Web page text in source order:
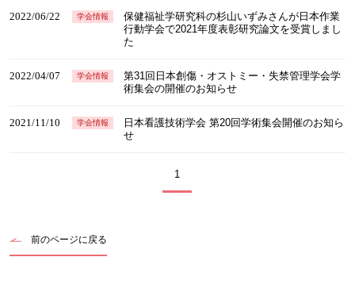
2022/06/22 学会情報
保健福祉学研究科の杉山いずみさんが日本作業
行動学会で2021年度表彰研究論文を受賞しまし
た
2022/04/07 学会情報
第31回日本創傷・オストミー・失禁管理学会学
術集会の開催のお知らせ
2021/11/10 学会情報
日本看護技術学会 第20回学術集会開催のお知ら
せ
1
前のページに戻る